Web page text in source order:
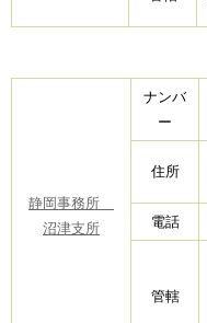
静岡事務所
沼津支所
ナンバ
ー
住所
電話
管轄